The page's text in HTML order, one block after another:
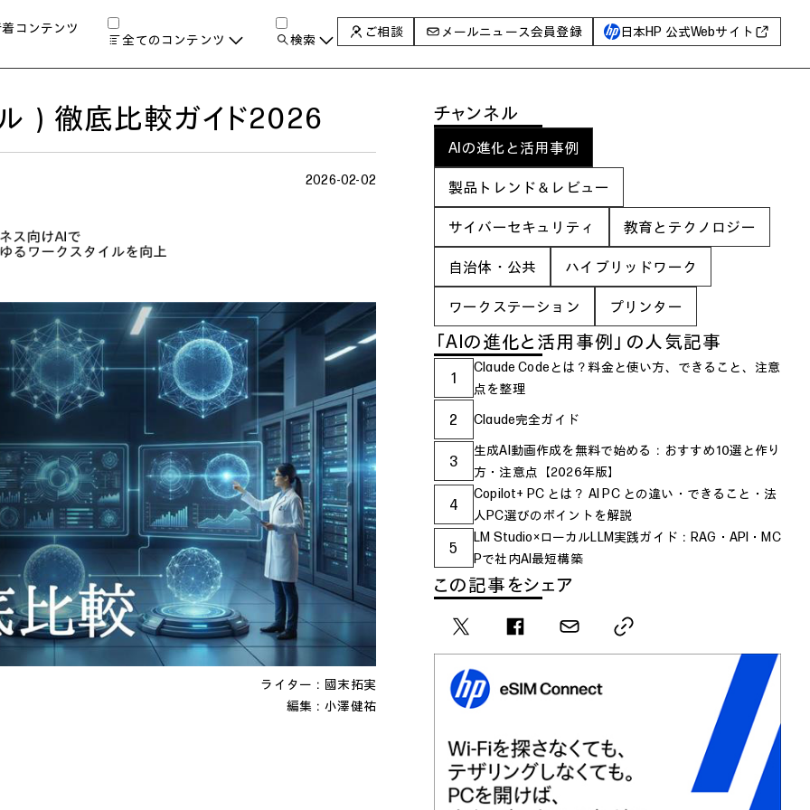
コンテンツ
全てのコンテンツ
チャンネル
AIの進化と活用事例
製品トレンド & レビュー
ハイブリッドワーク
ワークステーション
タグ
イベントレポート
AIワークステーション
WXP（DEXツール）
タグ一覧
検索 ご相談 メールニュース会員登録 日本HP 公式Webサイト
）徹底比較ガイド2026
2026-02-02
ライター：國末拓実
編集：小澤健祐
チャンネル
AIの進化と活用事例
製品トレンド＆レビュー
サイバーセキュリティ 教育とテクノロジー
自治体・公共 ハイブリッドワーク
ワークステーション プリンター
「AIの進化と活用事例」の人気記事
1
Claude Codeとは？料金と使い方、できること、注意
点を整理
2 Claude完全ガイド
3
生成AI動画作成を無料で始める：おすすめ10選と作り
方・注意点【2026年版】
4
Copilot+ PC とは？ AI PC との違い・できること・法
人PC選びのポイントを解説
5
LM Studio×ローカルLLM実践ガイド：RAG・API・MC
Pで社内AI最短構築
この記事をシェア